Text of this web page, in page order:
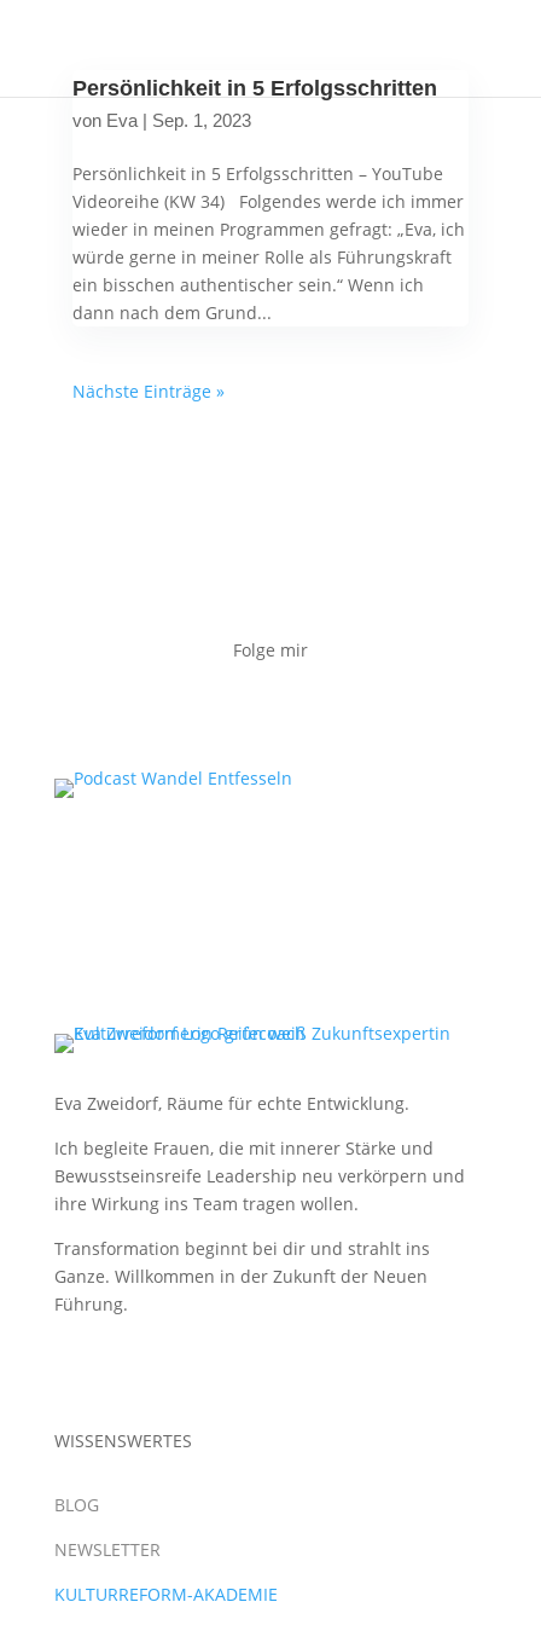
Persönlichkeit in 5 Erfolgsschritten
von Eva| Sep. 1, 2023
Persönlichkeit in 5 Erfolgsschritten – YouTube
Videoreihe (KW 34) Folgendes werde ich immer
wieder in meinen Programmen gefragt: „Eva, ich
würde gerne in meiner Rolle als Führungskraft
ein bisschen authentischer sein.“ Wenn ich
dann nach dem Grund...
Nächste Einträge »
Folge mir
Eva Zweidorf, Räume für echte Entwicklung.
Ich begleite Frauen, die mit innerer Stärke und
Bewusstseinsreife Leadership neu verkörpern und
ihre Wirkung ins Team tragen wollen.
Transformation beginnt bei dir und strahlt ins
Ganze. Willkommen in der Zukunft der Neuen
Führung.
WISSENSWERTES
BLOG
NEWSLETTER
KULTURREFORM-AKADEMIE